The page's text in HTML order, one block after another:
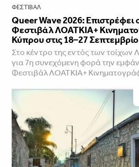
ΦΕΣΤΙΒΑΛ
Queer Wave 2026: Επιστρέφει
Φεστιβάλ ΛΟΑΤΚΙΑ+
Κύπρου στις 18–27
Στο κέντρο της εντός των τοίχων
για 7η συνεχόμενη φορά την
Φεστιβάλ ΛΟΑΤΚΙΑ+